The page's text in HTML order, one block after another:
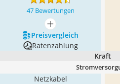
47 Bewertungen
mehr anzeigen
Preis­vergleich
Ratenzahlung
Kraft
Netzkabel